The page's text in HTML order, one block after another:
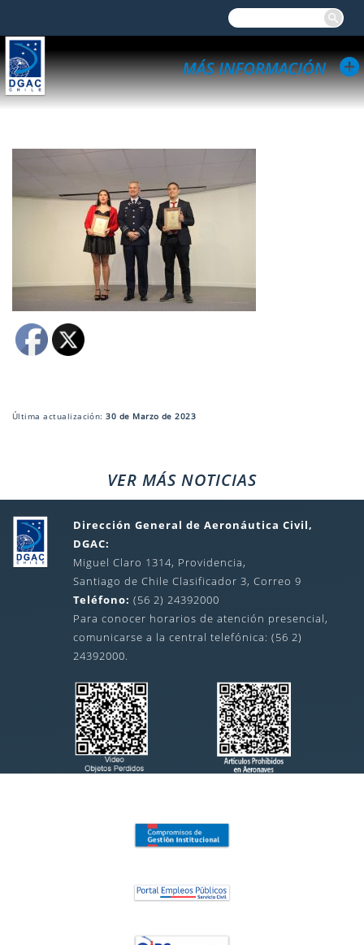
Última actualización:30 de Marzo de 2023
VER MÁS NOTICIAS
Dirección General de Aeronáutica Civil,
DGAC:
Miguel Claro 1314, Providencia,
Santiago de Chile Clasificador 3, Correo 9
Teléfono: (56 2) 24392000
Para conocer horarios de atención presencial,
comunicarse a la central telefónica: (56 2)
24392000.